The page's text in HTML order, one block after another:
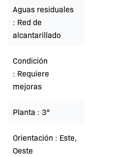
Aguas residuales
Red de
alcantarillado
Condición
Requiere
mejoras
Planta 3°
Orientación
Este,
Oeste